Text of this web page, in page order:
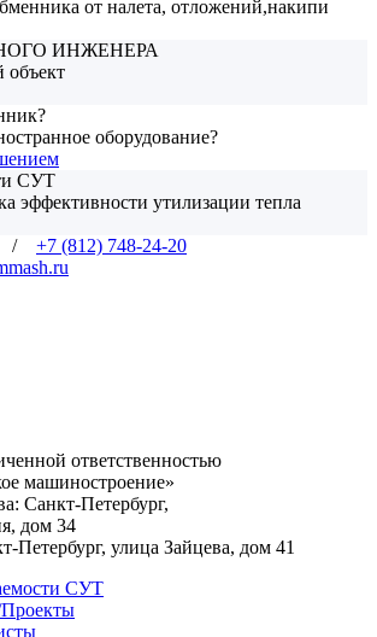
от налета, отложений,накипи
ИНЖЕНЕРА
оборудование?
СУТ
эффективности утилизации тепла
/ +7 (812) 748-24-20
ответственностью
машиностроение»
Санкт-Петербург,
дом 34
Петербург, улица Зайцева, дом 41
СУТ